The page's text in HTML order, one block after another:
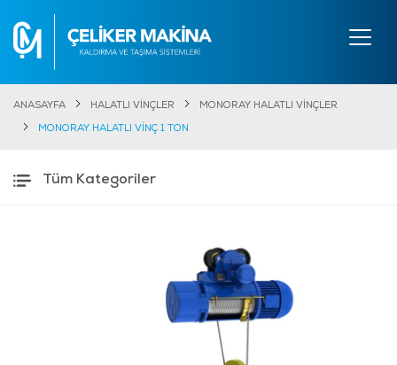
ANASAYFA HALATLI VİNÇLER MONORAY HALATLI VİNÇLER
MONORAY HALATLI VİNÇ 1 TON
Tüm Kategoriler